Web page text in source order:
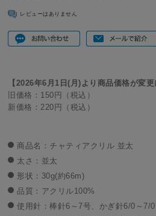
レビューはありません
【2026年6月1日(月)より商品価格が変更
旧価格：150円（税込）
新価格：220円（税込）
商品名：チャティアクリル 並太
太さ：並太
形状：30g(約66m)
品質：アクリル100%
使用針：棒針6～7号、かぎ針6/0～7/0